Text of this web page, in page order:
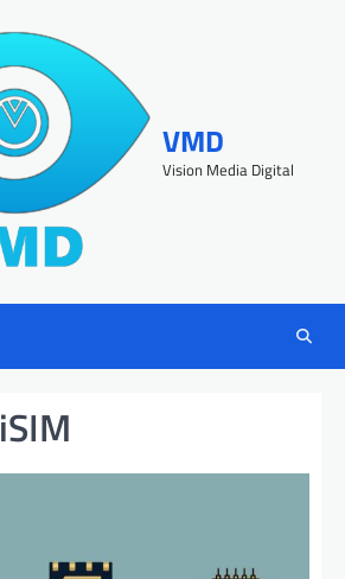
VMD
Vision Media Digital
iSIM